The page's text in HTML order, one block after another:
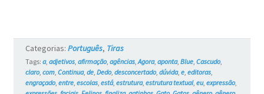
Categorias: Português, Tiras
Tags: a, adjetivos, afirmação, agências, Agora, aponta, Blue, Cascudo,
claro, com, Continua, de, Dedo, desconcertado, dúvida, e, editoras,
engraçado, entre, escolas, está, estrutura, estrutura textual, eu, expressão,